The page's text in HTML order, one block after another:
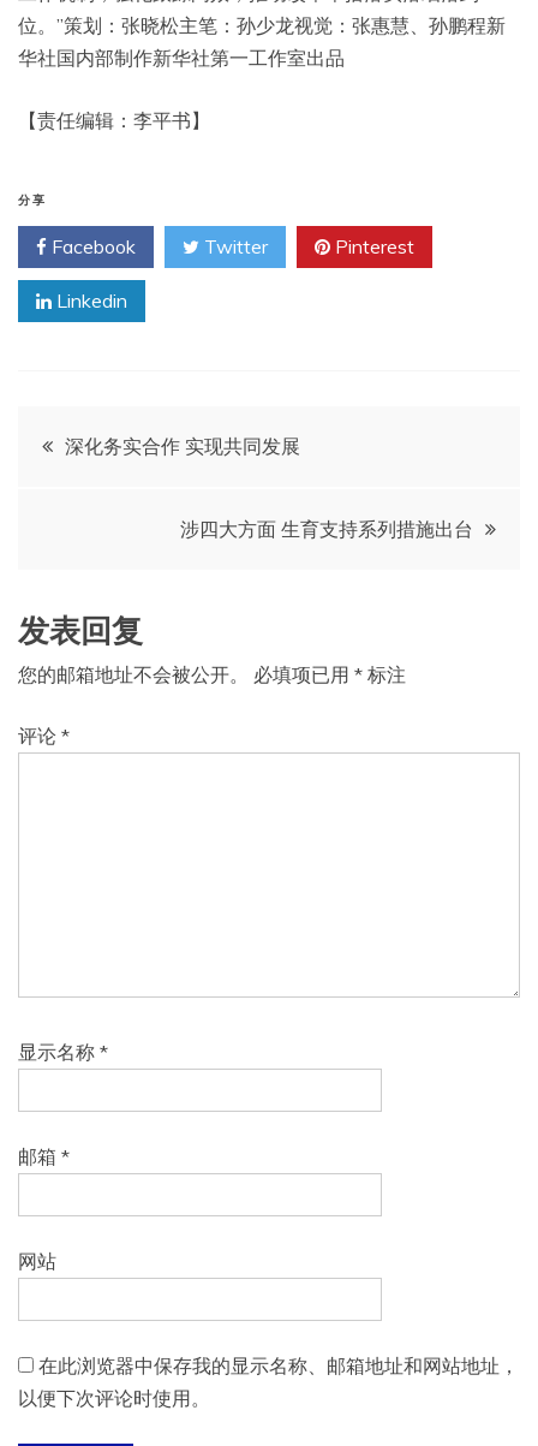
位。”策划：张晓松主笔：孙少龙视觉：张惠慧、孙鹏程新
华社国内部制作新华社第一工作室出品
【责任编辑：李平书】
分享
Facebook Twitter Pinterest
Linkedin
文
航
深化务实合作 实现共同发展
涉四大方面 生育支持系列措施出台
发表回复
您的邮箱地址不会被公开。 必填项已用 * 标注
评论 *
显示名称 *
邮箱 *
网站
在此浏览器中保存我的显示名称、邮箱地址和网站地址，
以便下次评论时使用。